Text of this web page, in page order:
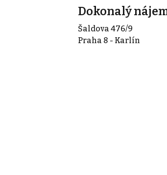
Dokonalý
Šaldova 476/9
Praha 8 - Karlín